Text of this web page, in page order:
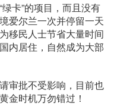
卡”的项目，而且没有
爱尔兰一次并停留一天
移民人士节省大量时间
内居住，自然成为大部
审批不受影响，目前也
金时机万勿错过！